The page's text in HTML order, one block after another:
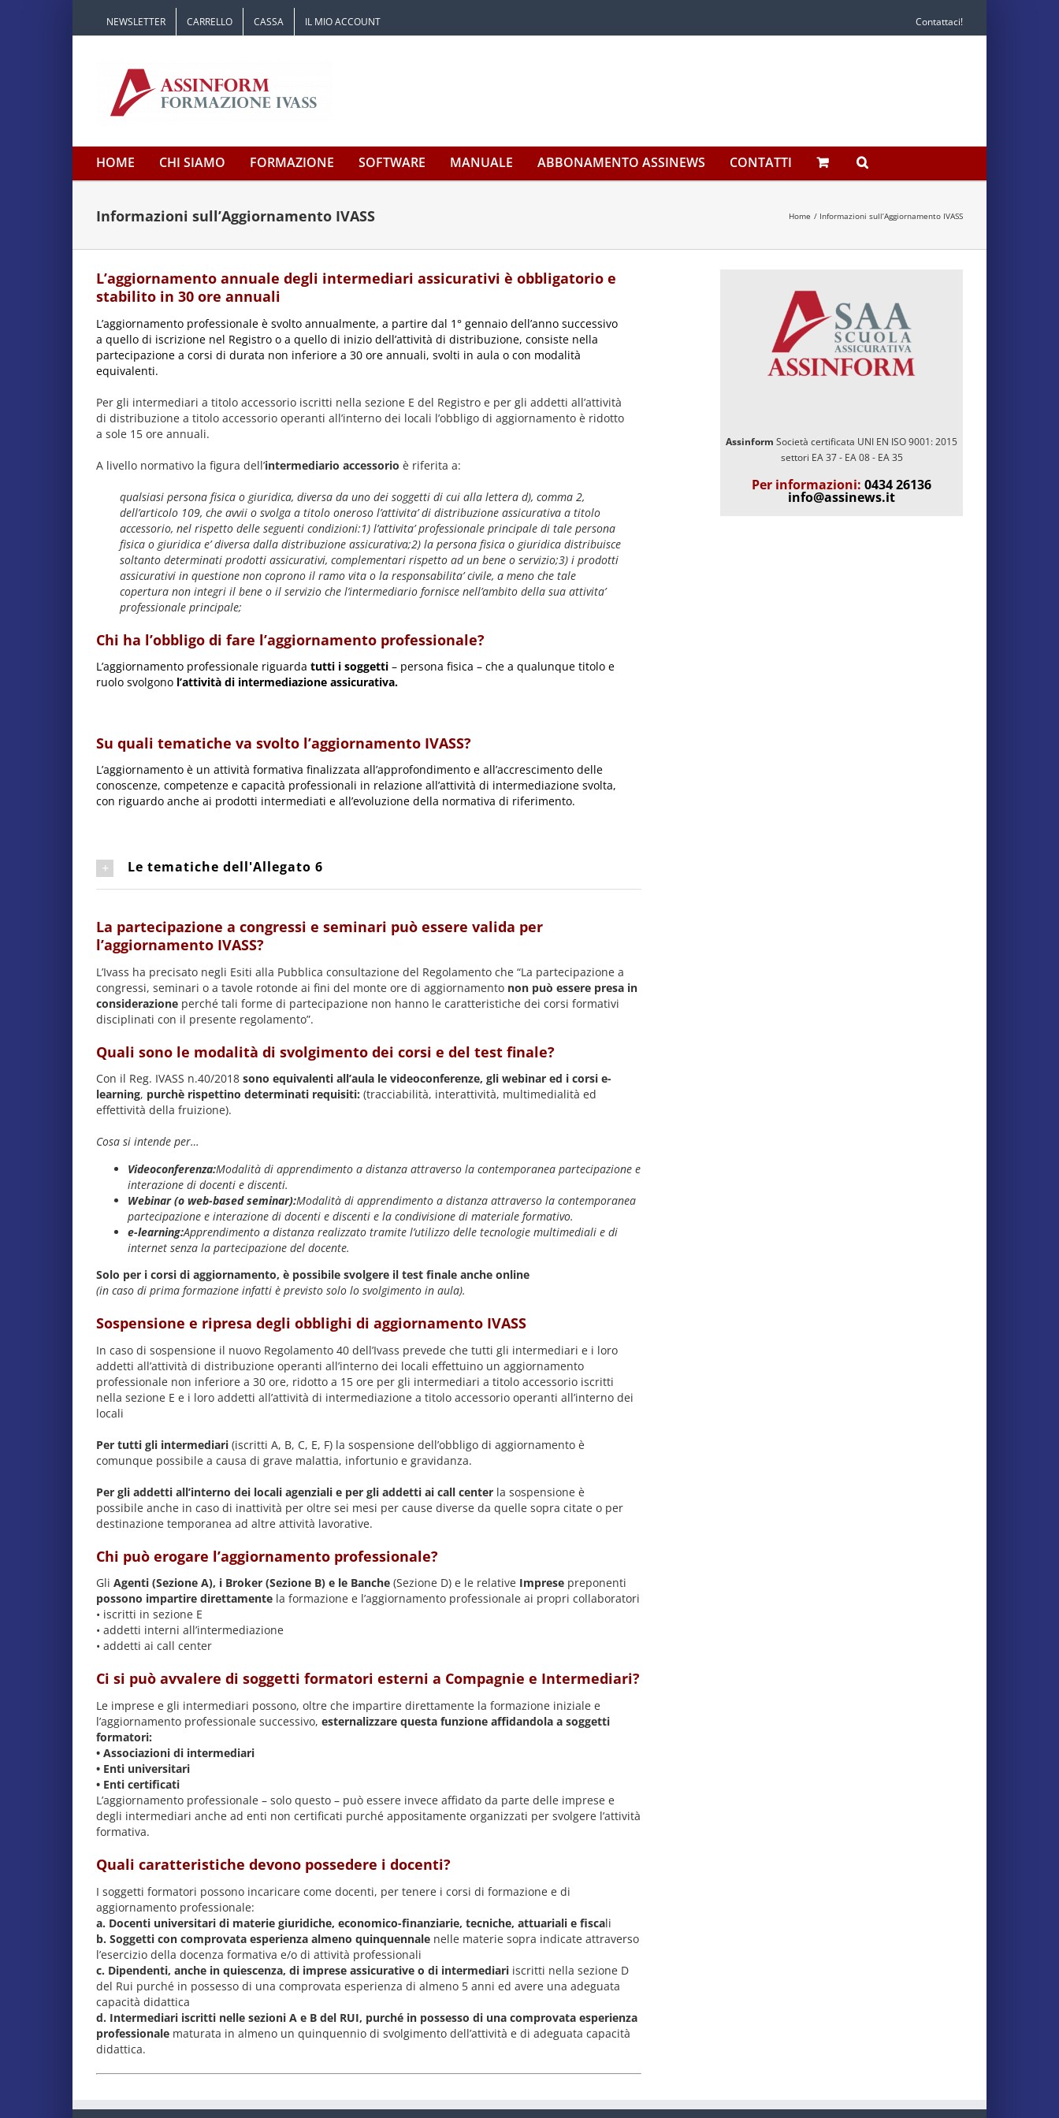
NEWSLETTER CARRELLO CASSA IL MIO ACCOUNT Contattaci!
HOME CHI SIAMO FORMAZIONE SOFTWARE MANUALE ABBONAMENTO ASSINEWS CONTATTI
Informazioni sull’Aggiornamento IVASS Home Informazioni sull’Aggiornamento IVASS
L’aggiornamento annuale degli intermediari assicurativi è obbligatorio e
stabilito in 30 ore annuali
L’aggiornamento professionale è svolto annualmente, a partire dal 1° gennaio dell’anno successivo
a quello di iscrizione nel Registro o a quello di inizio dell’attività di distribuzione, consiste nella
partecipazione a corsi di durata non inferiore a 30 ore annuali, svolti in aula o con modalità
equivalenti.
Per gli intermediari a titolo accessorio iscritti nella sezione E del Registro e per gli addetti all’attività
di distribuzione a titolo accessorio operanti all’interno dei locali l’obbligo di aggiornamento è ridotto
a sole 15 ore annuali.
A livello normativo la figura dell’intermediario accessorio è riferita a:
qualsiasi persona fisica o giuridica, diversa da uno dei soggetti di cui alla lettera d), comma 2,
dell’articolo 109, che avvii o svolga a titolo oneroso l’attivita’ di distribuzione assicurativa a titolo
accessorio, nel rispetto delle seguenti condizioni:1) l’attivita’ professionale principale di tale persona
fisica o giuridica e’ diversa dalla distribuzione assicurativa;2) la persona fisica o giuridica distribuisce
soltanto determinati prodotti assicurativi, complementari rispetto ad un bene o servizio;3) i prodotti
assicurativi in questione non coprono il ramo vita o la responsabilita’ civile, a meno che tale
copertura non integri il bene o il servizio che l’intermediario fornisce nell’ambito della sua attivita’
professionale principale;
Chi ha l’obbligo di fare l’aggiornamento professionale?
L’aggiornamento professionale riguarda tutti i soggetti – persona fisica – che a qualunque titolo e
ruolo svolgono l’attività di intermediazione assicurativa.
Su quali tematiche va svolto l’aggiornamento IVASS?
L’aggiornamento è un attività formativa finalizzata all’approfondimento e all’accrescimento delle
conoscenze, competenze e capacità professionali in relazione all’attività di intermediazione svolta,
con riguardo anche ai prodotti intermediati e all’evoluzione della normativa di riferimento.
Le tematiche dell'Allegato 6
La partecipazione a congressi e seminari può essere valida per
l’aggiornamento IVASS?
L’Ivass ha precisato negli Esiti alla Pubblica consultazione del Regolamento che “La partecipazione a
congressi, seminari o a tavole rotonde ai fini del monte ore di aggiornamento non può essere presa in
considerazione perché tali forme di partecipazione non hanno le caratteristiche dei corsi formativi
disciplinati con il presente regolamento”.
Quali sono le modalità di svolgimento dei corsi e del test finale?
Con il Reg. IVASS n.40/2018 sono equivalenti all’aula le videoconferenze, gli webinar ed i corsi e-
learning, purchè rispettino determinati requisiti: (tracciabilità, interattività, multimedialità ed
effettività della fruizione).
Cosa si intende per…
Videoconferenza:Modalità di apprendimento a distanza attraverso la contemporanea partecipazione e
interazione di docenti e discenti.
Webinar (o web-based seminar):Modalità di apprendimento a distanza attraverso la contemporanea
partecipazione e interazione di docenti e discenti e la condivisione di materiale formativo.
e-learning:Apprendimento a distanza realizzato tramite l’utilizzo delle tecnologie multimediali e di
internet senza la partecipazione del docente.
Solo per i corsi di aggiornamento, è possibile svolgere il test finale anche online
(in caso di prima formazione infatti è previsto solo lo svolgimento in aula).
Sospensione e ripresa degli obblighi di aggiornamento IVASS
In caso di sospensione il nuovo Regolamento 40 dell’Ivass prevede che tutti gli intermediari e i loro
addetti all’attività di distribuzione operanti all’interno dei locali effettuino un aggiornamento
professionale non inferiore a 30 ore, ridotto a 15 ore per gli intermediari a titolo accessorio iscritti
nella sezione E e i loro addetti all’attività di intermediazione a titolo accessorio operanti all’interno dei
locali
Per tutti gli intermediari (iscritti A, B, C, E, F) la sospensione dell’obbligo di aggiornamento è
comunque possibile a causa di grave malattia, infortunio e gravidanza.
Per gli addetti all’interno dei locali agenziali e per gli addetti ai call center la sospensione è
possibile anche in caso di inattività per oltre sei mesi per cause diverse da quelle sopra citate o per
destinazione temporanea ad altre attività lavorative.
Chi può erogare l’aggiornamento professionale?
Gli Agenti (Sezione A), i Broker (Sezione B) e le Banche (Sezione D) e le relative Imprese preponenti
possono impartire direttamente la formazione e l’aggiornamento professionale ai propri collaboratori
• iscritti in sezione E
• addetti interni all’intermediazione
• addetti ai call center
Ci si può avvalere di soggetti formatori esterni a Compagnie e Intermediari?
Le imprese e gli intermediari possono, oltre che impartire direttamente la formazione iniziale e
l’aggiornamento professionale successivo, esternalizzare questa funzione affidandola a soggetti
formatori:
• Associazioni di intermediari
• Enti universitari
• Enti certificati
L’aggiornamento professionale – solo questo – può essere invece affidato da parte delle imprese e
degli intermediari anche ad enti non certificati purché appositamente organizzati per svolgere l’attività
formativa.
Quali caratteristiche devono possedere i docenti?
I soggetti formatori possono incaricare come docenti, per tenere i corsi di formazione e di
aggiornamento professionale:
a. Docenti universitari di materie giuridiche, economico-finanziarie, tecniche, attuariali e fiscali
b. Soggetti con comprovata esperienza almeno quinquennale nelle materie sopra indicate attraverso
l’esercizio della docenza formativa e/o di attività professionali
c. Dipendenti, anche in quiescenza, di imprese assicurative o di intermediari iscritti nella sezione D
del Rui purché in possesso di una comprovata esperienza di almeno 5 anni ed avere una adeguata
capacità didattica
d. Intermediari iscritti nelle sezioni A e B del RUI, purché in possesso di una comprovata esperienza
professionale maturata in almeno un quinquennio di svolgimento dell’attività e di adeguata capacità
didattica.
Assinform Società certificata UNI EN ISO 9001: 2015
settori EA 37 - EA 08 - EA 35
Per informazioni: 0434 26136
info@assinews.it